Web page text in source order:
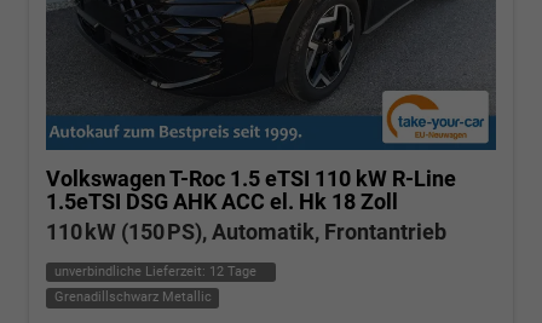
Volkswagen T-Roc 1.5 eTSI 110 kW R-Line
1.5eTSI DSG AHK ACC el. Hk 18 Zoll
110 kW (150 PS), Automatik, Frontantrieb
unverbindliche Lieferzeit: 12 Tage
Grenadillschwarz Metallic